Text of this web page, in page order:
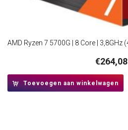
€264,08
Toevoegen aan winkelwagen